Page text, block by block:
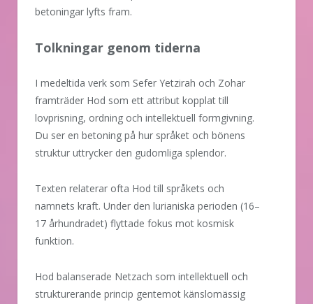
betoningar lyfts fram.
Tolkningar genom tiderna
I medeltida verk som Sefer Yetzirah och Zohar
framträder Hod som ett attribut kopplat till
lovprisning, ordning och intellektuell formgivning.
Du ser en betoning på hur språket och bönens
struktur uttrycker den gudomliga splendor.
Texten relaterar ofta Hod till språkets och
namnets kraft. Under den lurianiska perioden (16–
17 århundradet) flyttade fokus mot kosmisk
funktion.
Hod balanserade Netzach som intellektuell och
strukturerande princip gentemot känslomässig